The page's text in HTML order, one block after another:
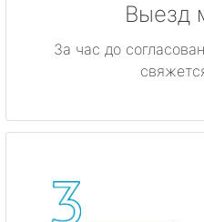
Выезд
За час до